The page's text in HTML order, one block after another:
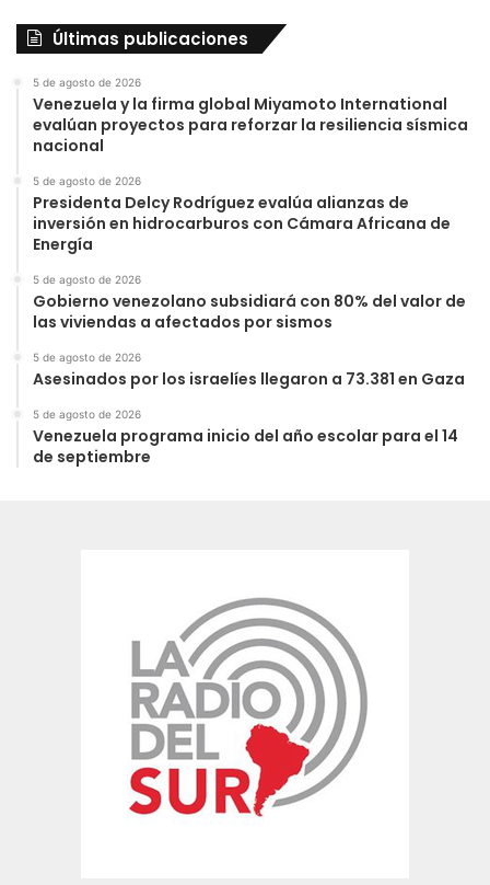
Últimas publicaciones
5 de agosto de 2026
Venezuela y la firma global Miyamoto International
evalúan proyectos para reforzar la resiliencia sísmica
nacional
5 de agosto de 2026
Presidenta Delcy Rodríguez evalúa alianzas de
inversión en hidrocarburos con Cámara Africana de
Energía
5 de agosto de 2026
Gobierno venezolano subsidiará con 80% del valor de
las viviendas a afectados por sismos
5 de agosto de 2026
Asesinados por los israelíes llegaron a 73.381 en Gaza
5 de agosto de 2026
Venezuela programa inicio del año escolar para el 14
de septiembre